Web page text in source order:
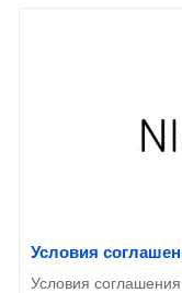
Условия
Условия